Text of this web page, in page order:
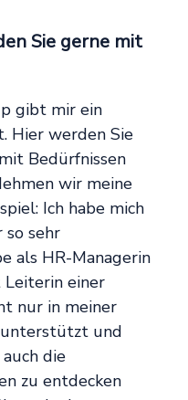
Sie gerne mit
gibt mir ein
Hier werden Sie
Bedürfnissen
wir meine
Ich habe mich
sehr
als HR-Managerin
einer
nur in meiner
und
die
zu entdecken